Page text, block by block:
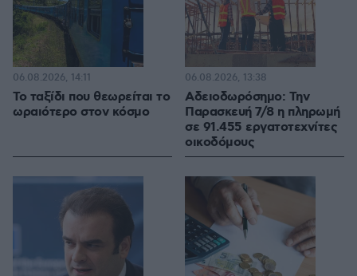
Το ταξίδι που θεωρείται το
ωραιότερο στον κόσμο
06.08.2026, 14:11
Αδειοδωρόσημο: Την
Παρασκευή 7/8 η πληρωμή
σε 91.455 εργατοτεχνίτες
οικοδόμους
06.08.2026, 13:38